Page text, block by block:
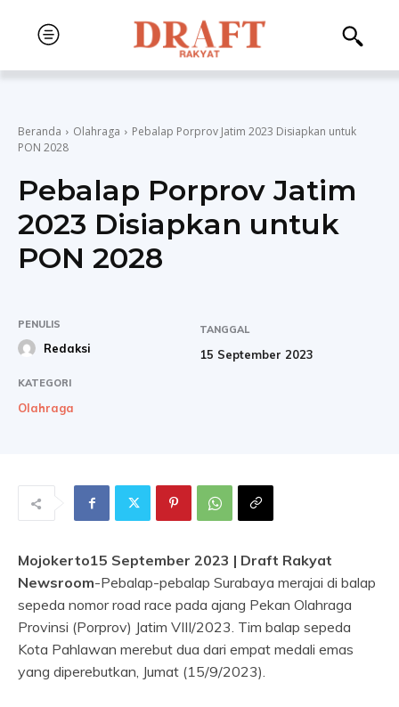
Beranda Olahraga
Pebalap Porprov Jatim 2023 Disiapkan untuk
PON 2028
Pebalap Porprov Jatim
2023 Disiapkan untuk
PON 2028
PENULIS
Redaksi
TANGGAL
15 September 2023
KATEGORI
Olahraga
Mojokerto15 September 2023 | Draft Rakyat
Newsroom-Pebalap-pebalap Surabaya merajai di balap
sepeda nomor road race pada ajang Pekan Olahraga
Provinsi (Porprov) Jatim VIII/2023. Tim balap sepeda
Kota Pahlawan merebut dua dari empat medali emas
yang diperebutkan, Jumat (15/9/2023).